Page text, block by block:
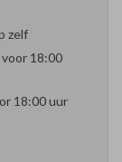
zelf
18:00
18:00 uur